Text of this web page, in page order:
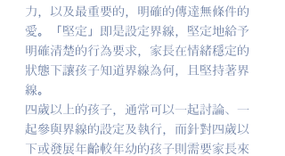
力，以及最重要的，明確的傳達無條件的
愛。「堅定」即是設定界線，堅定地給予
明確清楚的行為要求，家長在情緒穩定的
狀態下讓孩子知道界線為何，且堅持著界
線。
四歲以上的孩子，通常可以一起討論、一
起參與界線的設定及執行，而針對四歲以
下或發展年齡較年幼的孩子則需要家長來